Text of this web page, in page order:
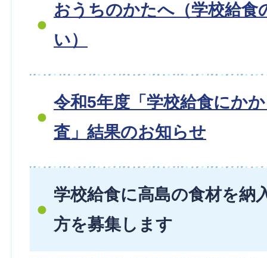
おうちのかたへ（学校給食
い）
令和5年度「学校給食にか
査」結果のお知らせ
学校給食に高島の食材を納
方を募集します